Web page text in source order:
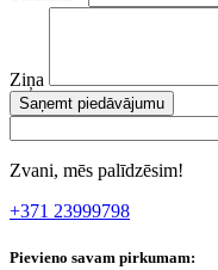
Ziņa
Saņemt piedāvājumu
Zvani, mēs palīdzēsim!
+371 23999798
Pievieno savam pirkumam: